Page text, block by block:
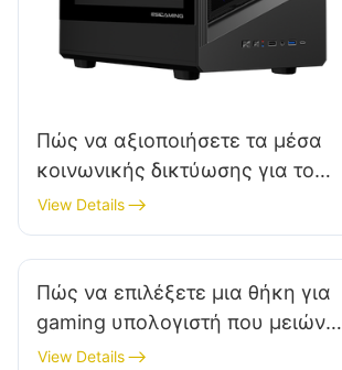
Πώς να αξιοποιήσετε τα μέσα
κοινωνικής δικτύωσης για το
μάρκετινγκ θηκών για gaming
PC;
View Details
Πώς να επιλέξετε μια θήκη για
gaming υπολογιστή που μειώνει
τη συσσώρευση θερμότητας;
View Details